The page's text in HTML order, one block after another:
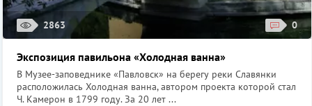
2863 0
Экспозиция павильона «Холодная ванна»
В Музее-заповеднике «Павловск» на берегу реки Славянки
расположилась Холодная ванна, автором проекта которой стал
Ч. Камерон в 1799 году. За 20 лет ...